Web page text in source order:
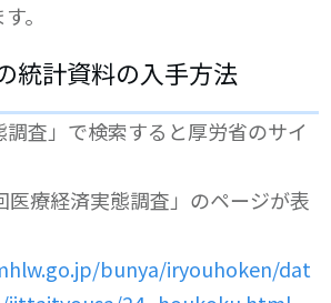
。
統計資料の入手方法
調査」で検索すると厚労省のサイ
医療経済実態調査」のページが表
bunya/iryouhoken/dat